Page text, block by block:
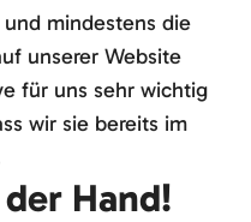
mindestens die
unserer Website
für uns sehr wichtig
wir sie bereits im
Hand!